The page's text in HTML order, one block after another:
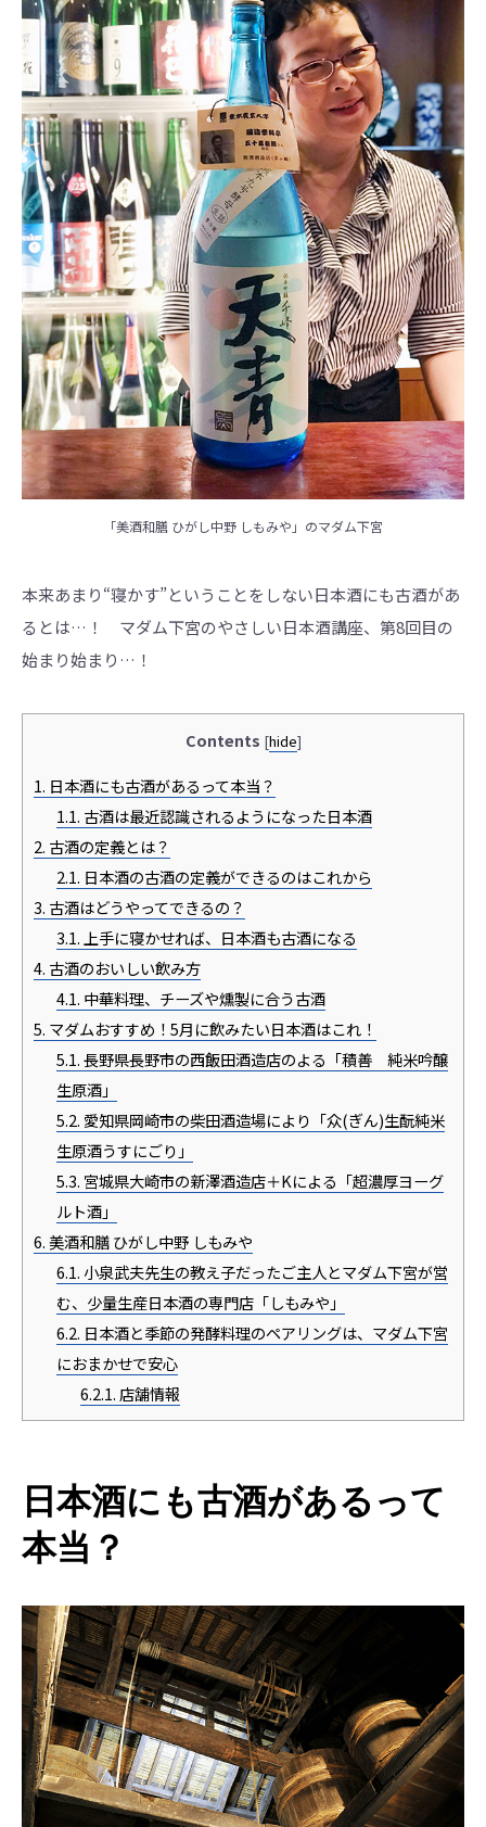
「美酒和膳 ひがし中野 しもみや」のマダム下宮
本来あまり“寝かす”ということをしない日本酒にも古酒があ
るとは…！ マダム下宮のやさしい日本酒講座、第8回目の
始まり始まり…！
Contents [hide]
1. 日本酒にも古酒があるって本当？
1.1. 古酒は最近認識されるようになった日本酒
2. 古酒の定義とは？
2.1. 日本酒の古酒の定義ができるのはこれから
3. 古酒はどうやってできるの？
3.1. 上手に寝かせれば、日本酒も古酒になる
4. 古酒のおいしい飲み方
4.1. 中華料理、チーズや燻製に合う古酒
5. マダムおすすめ！5月に飲みたい日本酒はこれ！
5.1.長野県長野市の西飯田酒造店のよる「積善 純米吟醸
生原酒」
5.2. 愛知県岡崎市の柴田酒造場により「众(ぎん)生酛純米
生原酒うすにごり」
5.3. 宮城県大崎市の新澤酒造店＋Kによる「超濃厚ヨーグ
ルト酒」
6.美酒和膳 ひがし中野 しもみや
6.1. 小泉武夫先生の教え子だったご主人とマダム下宮が営
む、少量生産日本酒の専門店「しもみや」
6.2. 日本酒と季節の発酵料理のペアリングは、マダム下宮
におまかせで安心
6.2.1. 店舗情報
日本酒にも古酒があるって
本当？